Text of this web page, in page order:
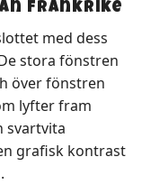
Frankrike
med dess
stora fönstren
över fönstren
lyfter fram
svartvita
grafisk kontrast